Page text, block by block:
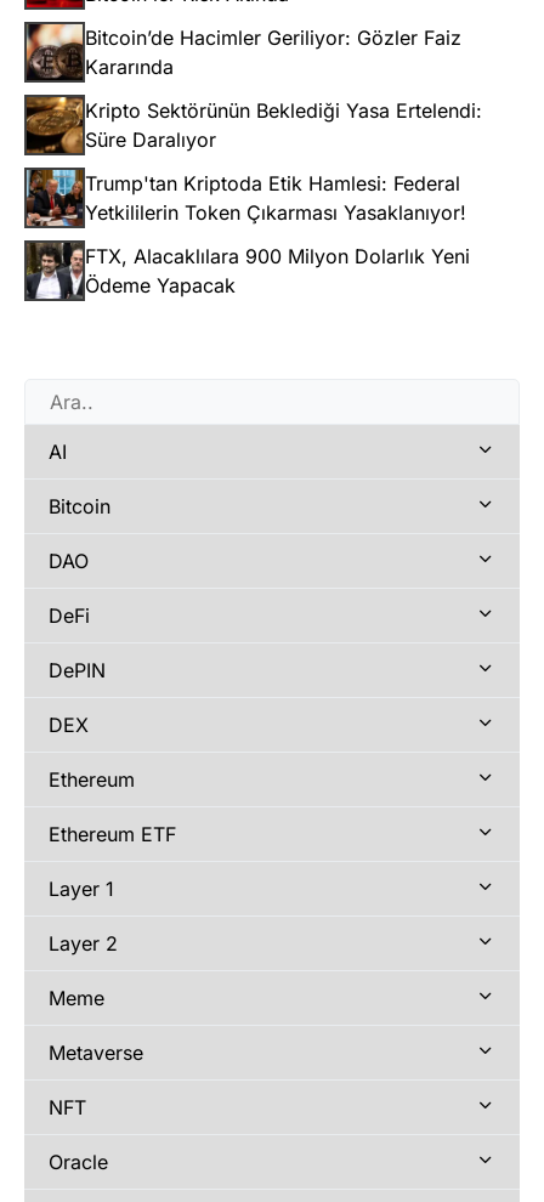
Bitcoin’de Hacimler Geriliyor: Gözler Faiz
Kararında
Kripto Sektörünün Beklediği Yasa Ertelendi:
Süre Daralıyor
Trump'tan Kriptoda Etik Hamlesi: Federal
Yetkililerin Token Çıkarması Yasaklanıyor!
FTX, Alacaklılara 900 Milyon Dolarlık Yeni
Ödeme Yapacak
AI
Bitcoin
DAO
DeFi
DePIN
DEX
Ethereum
Ethereum ETF
Layer 1
Layer 2
Meme
Metaverse
NFT
Oracle